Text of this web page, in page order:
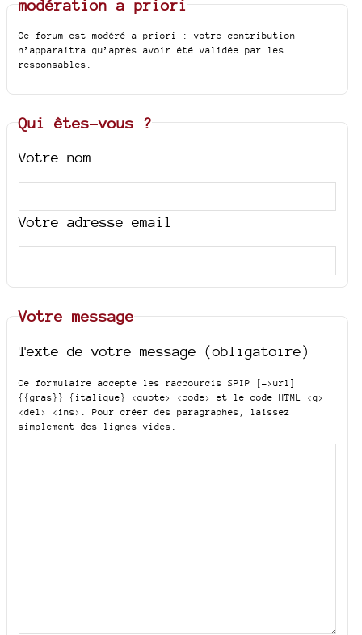
modération a priori
Ce forum est modéré a priori : votre contribution
n’apparaîtra qu’après avoir été validée par les
responsables.
Qui êtes-vous ?
Votre nom
Votre adresse email
Votre message
Texte de votre message (obligatoire)
Ce formulaire accepte les raccourcis SPIP
[->url]
{{gras}} {italique} <quote> <code>
et le code HTML <q>
<del> <ins>
. Pour créer des paragraphes, laissez
simplement des lignes vides.